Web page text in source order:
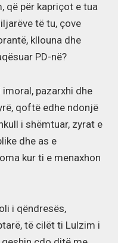
që për kapriçot e tua
të tu, çove
kllouna dhe
PD-në?
pazarxhi dhe
qoftë edhe ndonjë
i shëmtuar, zyrat e
dhe as e
kur ti e menaxhon
i qëndresës,
të cilët ti Lulzim i